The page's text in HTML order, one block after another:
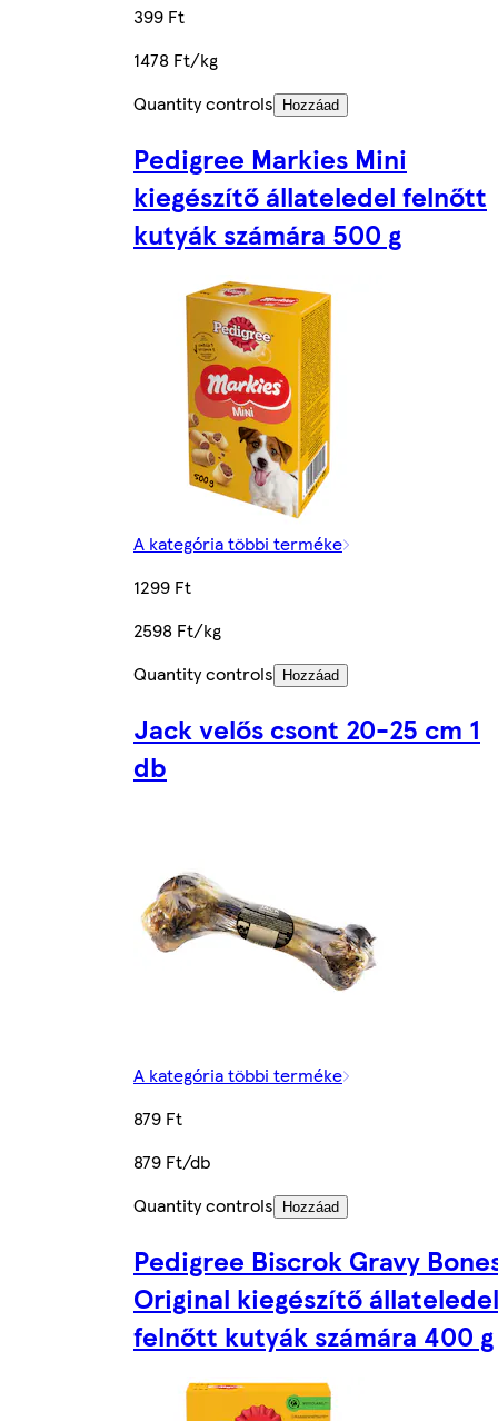
399 Ft
1478 Ft/kg
Quantity controls
Hozzáad
Pedigree Markies Mini
kiegészítő állateledel felnőtt
kutyák számára 500 g
A kategória többi terméke
1299 Ft
2598 Ft/kg
Quantity controls
Hozzáad
Jack velős csont 20-25 cm 1
db
A kategória többi terméke
879 Ft
879 Ft/db
Quantity controls
Hozzáad
Pedigree Biscrok Gravy
Original kiegészítő állateledel
felnőtt kutyák számára 400 g